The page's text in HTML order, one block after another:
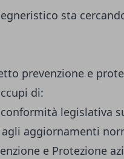
sta
prevenzione e
di:
legislativa
aggiornamenti
e Protezione